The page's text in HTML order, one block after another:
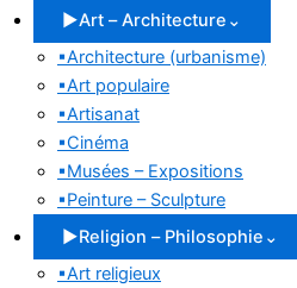
▶Art – Architecture ⌄
▪Architecture (urbanisme)
▪Art populaire
▪Artisanat
▪Cinéma
▪Musées – Expositions
▪Peinture – Sculpture
▶Religion – Philosophie ⌄
▪Art religieux